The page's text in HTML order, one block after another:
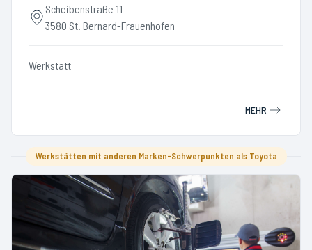
Scheibenstraße 11
3580 St. Bernard-Frauenhofen
Werkstatt
MEHR
Werkstätten mit anderen Marken-Schwerpunkten als Toyota